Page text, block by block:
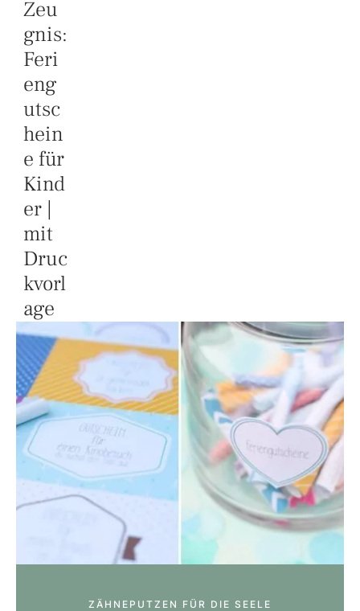
Zeu
gnis:
Feri
eng
utsc
hein
e für
Kind
er |
mit
Druc
kvorl
age
ZÄHNEPUTZEN FÜR DIE SEELE